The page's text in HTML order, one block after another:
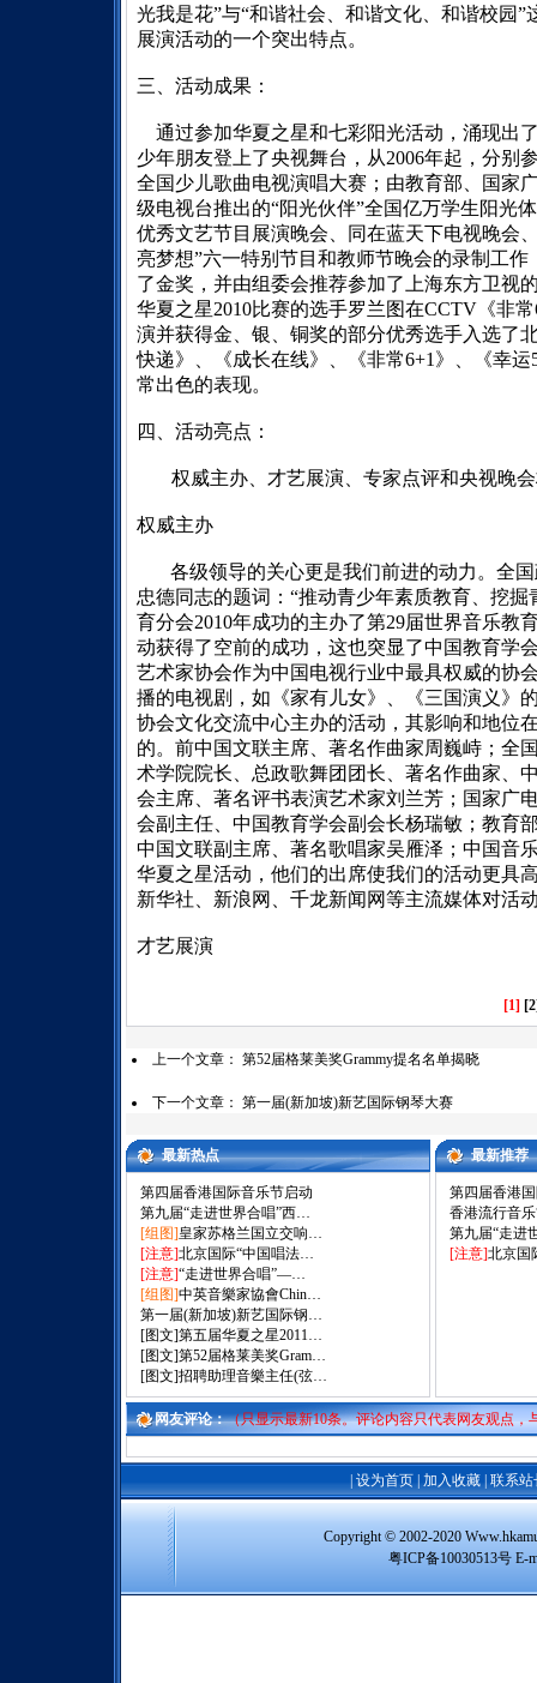
光我是花”与“和谐社会、和谐文化、和谐校园
展演活动的一个突出特点。
三、活动成果：
通过参加华夏之星和七彩阳光活动，涌现出
少年朋友登上了央视舞台，从2006年起，分别
全国少儿歌曲电视演唱大赛；由教育部、国家
级电视台推出的“阳光伙伴”全国亿万学生阳光
优秀文艺节目展演晚会、同在蓝天下电视晚会
亮梦想”六一特别节目和教师节晚会的录制工
了金奖，并由组委会推荐参加了上海东方卫视
华夏之星2010比赛的选手罗兰图在CCTV 《非常
演并获得金、银、铜奖的部分优秀选手入选了
快递》、《成长在线》、《非常6+1 》、《幸运
常出色的表现。
四、活动亮点：
权威主办、才艺展演、专家点评和央视晚
权威主办
各级领导的关心更是我们前进的动力。全
忠德同志的题词：“推动青少年素质教育、挖
育分会2010年成功的主办了第29届世界音乐教
动获得了空前的成功，这也突显了中国教育学
艺术家协会作为中国电视行业中最具权威的协
播的电视剧，如《家有儿女》、《三国演义》
协会文化交流中心主办的活动，其影响和地位
的。前中国文联主席、著名作曲家周巍峙；全
术学院院长、总政歌舞团团长、著名作曲家、
会主席、著名评书表演艺术家刘兰芳；国家广
会副主任、中国教育学会副会长杨瑞敏；教育
中国文联副主席、著名歌唱家吴雁泽；中国音
华夏之星活动，他们的出席使我们的活动更具
新华社、新浪网、千龙新闻网等主流媒体对活
才艺展演
[1]
上一个文章： 第52届格莱美奖Grammy提名名单揭晓
下一个文章： 第一届(新加坡)新艺国际钢琴大赛
最新热点 最新推荐
第四届香港国际音乐节启动
第九届“走进世界合唱”西…
[组图]皇家苏格兰国立交响…
[注意]北京国际“中国唱法…
[注意]“走进世界合唱”—…
[组图]中英音樂家協會Chin…
第一届(新加坡)新艺国际钢…
[图文]第五届华夏之星2011…
[图文]第52届格莱美奖Gram…
[图文]招聘助理音樂主任(弦…
第四届香港
香港流行音
第九届“走进
[注意]北京国
网友评论：（只显示最新10条。评论内容只代表网友观点，
设为首页| 加入收藏| 联系站
Copyright © 2002-2020
粤ICP备10030513号 E-